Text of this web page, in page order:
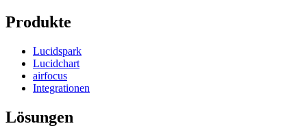
Produkte
Lucidspark
Lucidchart
airfocus
Integrationen
Lösungen